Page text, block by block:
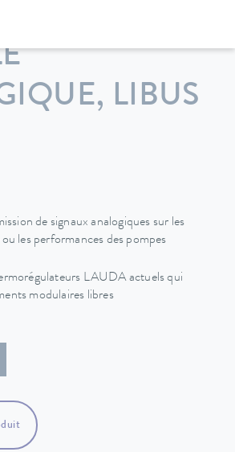
de thermorégulation
LIBUS
de signaux analogiques sur les
les performances des pompes
LAUDA actuels qui
modulaires libres